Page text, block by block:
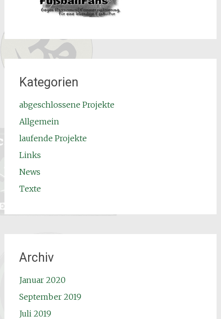
Kategorien
abgeschlossene Projekte
Allgemein
laufende Projekte
Links
News
Texte
Archiv
Januar 2020
September 2019
Juli 2019